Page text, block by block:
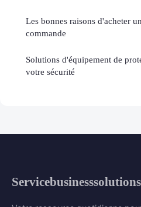
Les bonnes raisons d'acheter
commande
Solutions d'équipement de
votre sécurité
Servicebusinesssolutions